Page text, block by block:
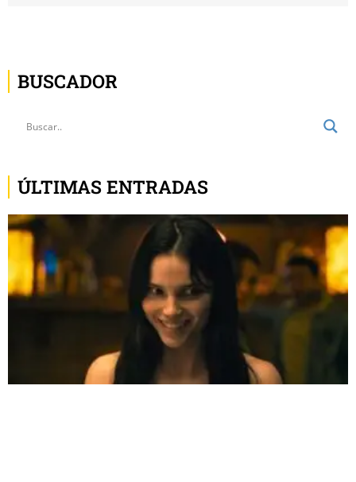
BUSCADOR
ÚLTIMAS ENTRADAS